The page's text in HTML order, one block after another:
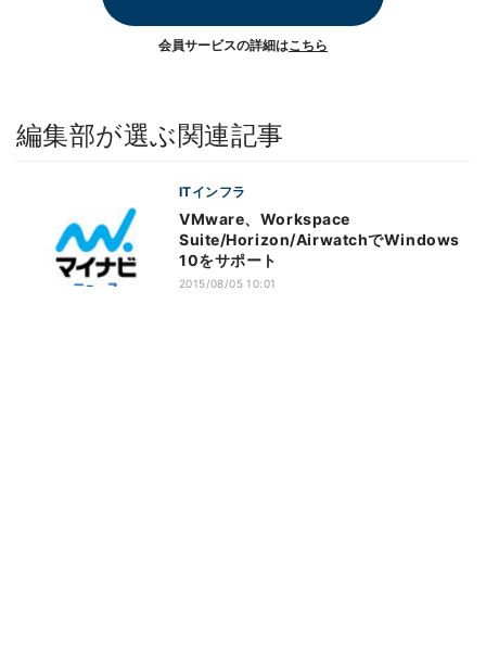
会員サービスの詳細はこちら
編集部が選ぶ関連記事
ITインフラ
VMware、Workspace
Suite/Horizon/AirwatchでWindows
10をサポート
2015/08/05 10:01